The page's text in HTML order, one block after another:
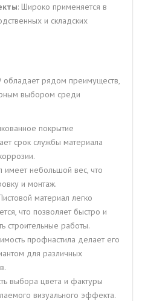
: Широко применяется в
и складских
рядом преимуществ,
выбором среди
покрытие
срок службы материала
имеет небольшой вес, что
и монтаж.
материал легко
что позволяет быстро и
строительные работы.
профнастила делает его
для различных
выбора цвета и фактуры
визуального эффекта.